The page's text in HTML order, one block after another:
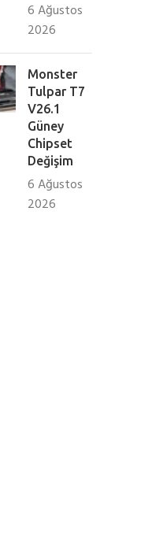
6 Ağustos
2026
Monster
Tulpar T7
V26.1
Güney
Chipset
Değişim
6 Ağustos
2026